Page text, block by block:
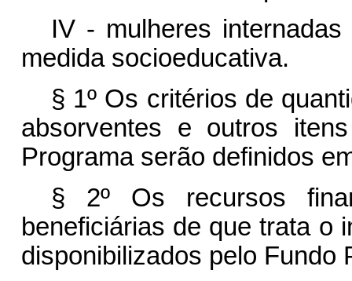
IV - mulheres
medida socioeducativa.
§ 1º Os critérios de
absorventes e outros
Programa serão definidos
§ 2º Os recursos
beneficiárias de que trata o
disponibilizados pelo Fundo